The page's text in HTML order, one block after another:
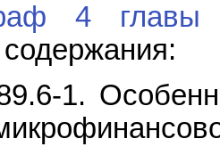
4 главы
1.